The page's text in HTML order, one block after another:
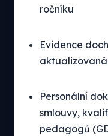
ročníku
Evidence
aktualizovaná
Personální
smlouvy,
pedagogů